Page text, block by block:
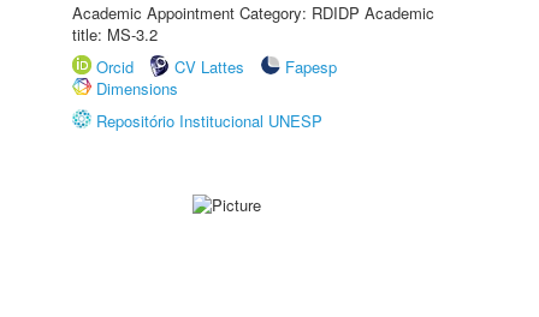
Academic Appointment Category: RDIDP Academic
title: MS-3.2
Orcid
CV Lattes
Fapesp
Dimensions
Repositório Institucional UNESP